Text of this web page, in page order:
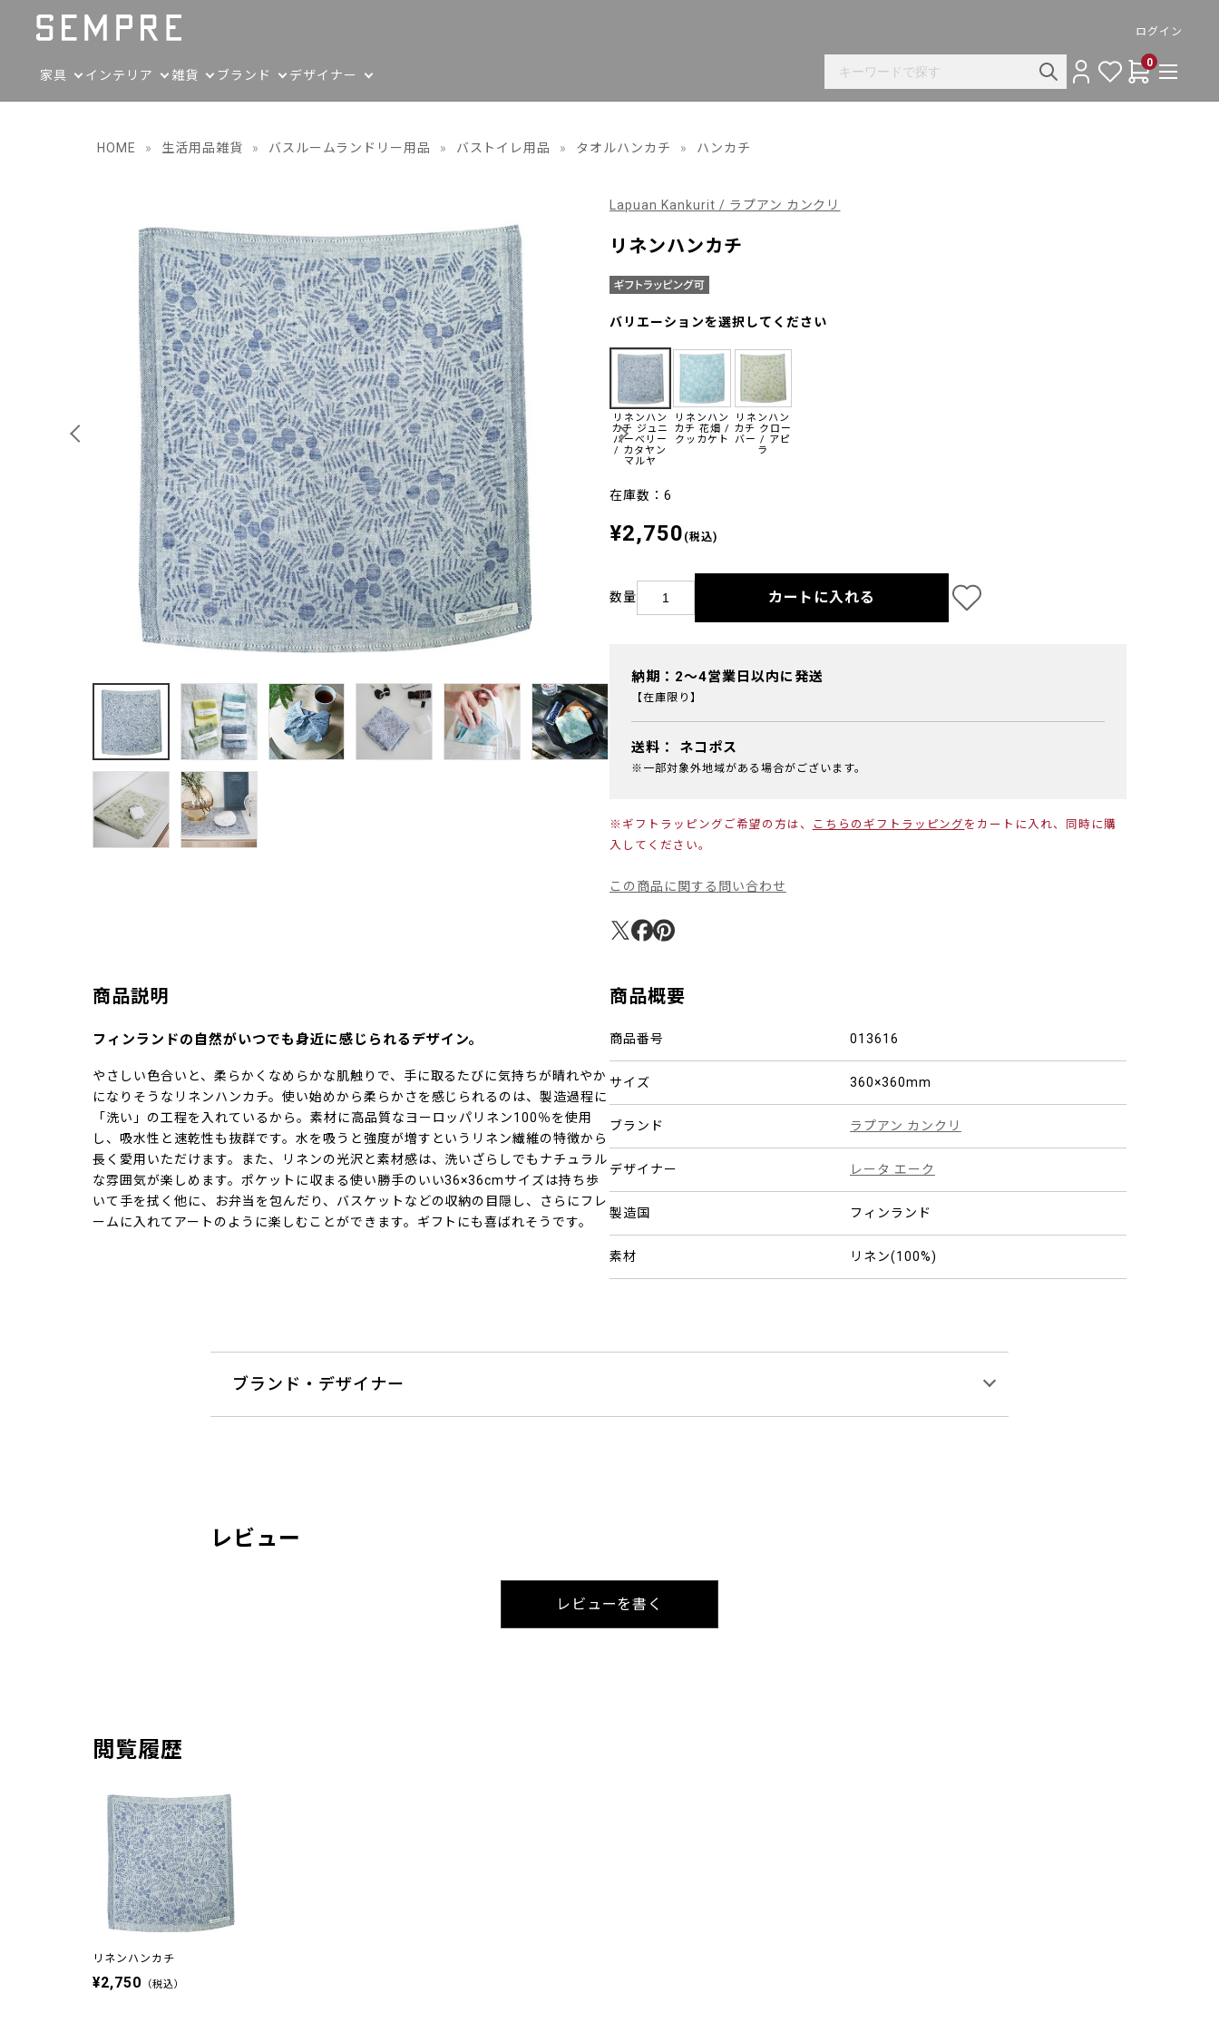
ログイン
家具 インテリア 雑貨 ブランド デザイナー
0
HOME » 生活用品雑貨 » バスルームランドリー用品 » バストイレ用品 » タオルハンカチ » ハンカチ
Lapuan Kankurit / ラプアン カンクリ
リネンハンカチ
バリエーションを選択してください
リネンハン
カチ ジュニ
パーべリー
/ カタヤン
マルヤ
リネンハン
カチ 花畑 /
クッカケト
リネンハン
カチ クロー
バー / アピ
ラ
在庫数：6
¥2,750 (税込)
数量 カートに入れる
納期：2～4営業日以内に発送
【在庫限り】
送料： ネコポス
※一部対象外地域がある場合がございます。
※ギフトラッピングご希望の方は、 こちらのギフトラッピング をカートに入れ、同時に購
入してください。
この商品に関する問い合わせ
商品説明
フィンランドの自然がいつでも身近に感じられるデザイン。
やさしい色合いと、柔らかくなめらかな肌触りで、手に取るたびに気持ちが晴れやか
になりそうなリネンハンカチ。使い始めから柔らかさを感じられるのは、製造過程に
「洗い」の工程を入れているから。素材に高品質なヨーロッパリネン100％を使用
し、吸水性と速乾性も抜群です。水を吸うと強度が増すというリネン繊維の特徴から
長く愛用いただけます。また、リネンの光沢と素材感は、洗いざらしでもナチュラル
な雰囲気が楽しめます。ポケットに収まる使い勝手のいい36×36cmサイズは持ち歩
いて手を拭く他に、お弁当を包んだり、バスケットなどの収納の目隠し、さらにフレ
ームに入れてアートのように楽しむことができます。ギフトにも喜ばれそうです。
商品概要
商品番号 013616
サイズ 360×360mm
ブランド ラプアン カンクリ
デザイナー レータ エーク
製造国 フィンランド
素材 リネン(100%)
ブランド・デザイナー
レビュー
レビューを書く
閲覧履歴
リネンハンカチ
¥2,750 （税込）